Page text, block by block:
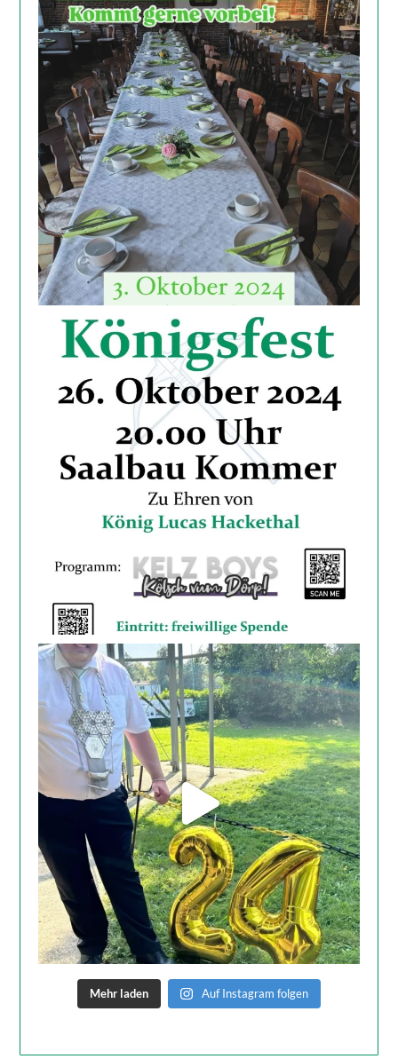
Mehr laden Auf Instagram folgen